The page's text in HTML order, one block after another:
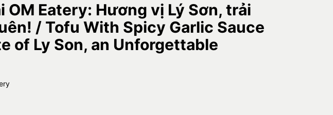
Eatery: Hương vị Lý Sơn, trải
/ Tofu With Spicy Garlic Sauce
of Ly Son, an Unforgettable